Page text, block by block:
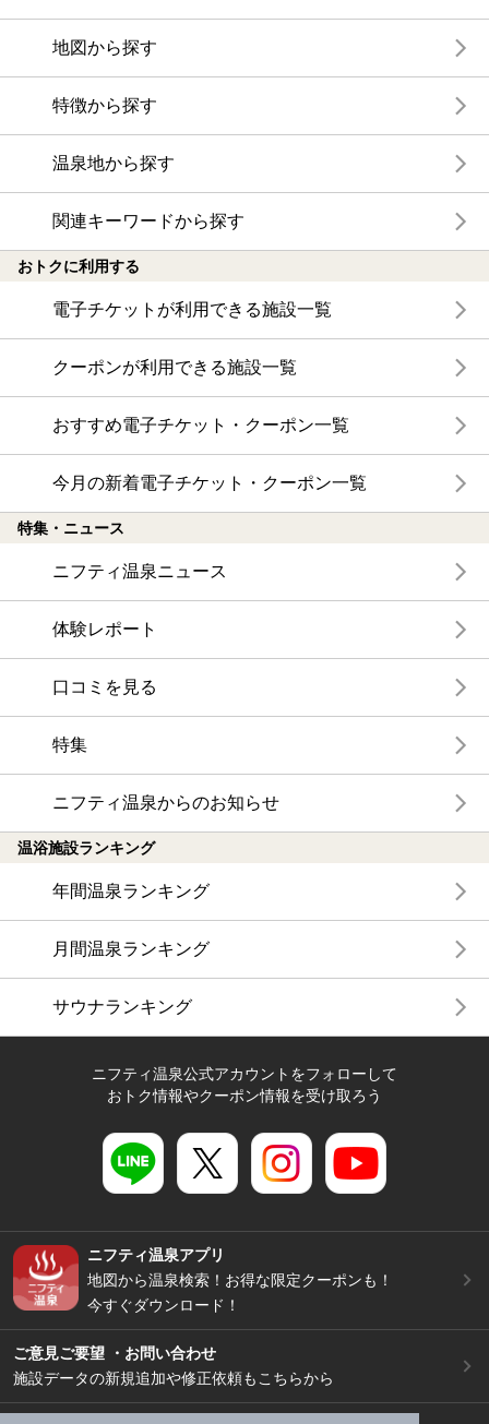
地図から探す
特徴から探す
温泉地から探す
関連キーワードから探す
おトクに利用する
電子チケットが利用できる施設一覧
クーポンが利用できる施設一覧
おすすめ電子チケット・クーポン一覧
今月の新着電子チケット・クーポン一覧
特集・ニュース
ニフティ温泉ニュース
体験レポート
口コミを見る
特集
ニフティ温泉からのお知らせ
温浴施設ランキング
年間温泉ランキング
月間温泉ランキング
サウナランキング
ニフティ温泉公式アカウントをフォローして
おトク情報やクーポン情報を受け取ろう
ニフティ温泉アプリ
地図から温泉検索！お得な限定クーポンも！
今すぐダウンロード！
ご意見ご要望 ・お問い合わせ
施設データの新規追加や修正依頼もこちらから